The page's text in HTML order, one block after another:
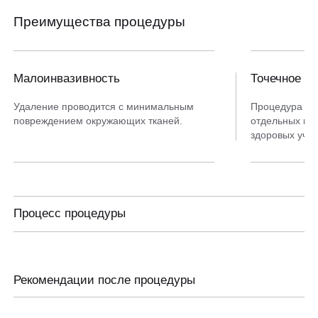
Преимущества процедуры
Малоинвазивность
Удаление проводится с минимальным
повреждением окружающих тканей.
Точечное
Процедура
отдельных
здоровых
Процесс процедуры
уточняет анамнез и при необходимости назначает дополнительные
Рекомендации после процедуры